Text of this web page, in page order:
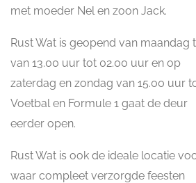
met moeder Nel en zoon Jack.
Rust Wat is geopend van maandag
van 13.00 uur tot 02.00 uur en op
zaterdag en zondag van 15.00 uur
Voetbal en Formule 1 gaat de deur
eerder open.
Rust Wat is ook de ideale locatie
waar compleet verzorgde feesten